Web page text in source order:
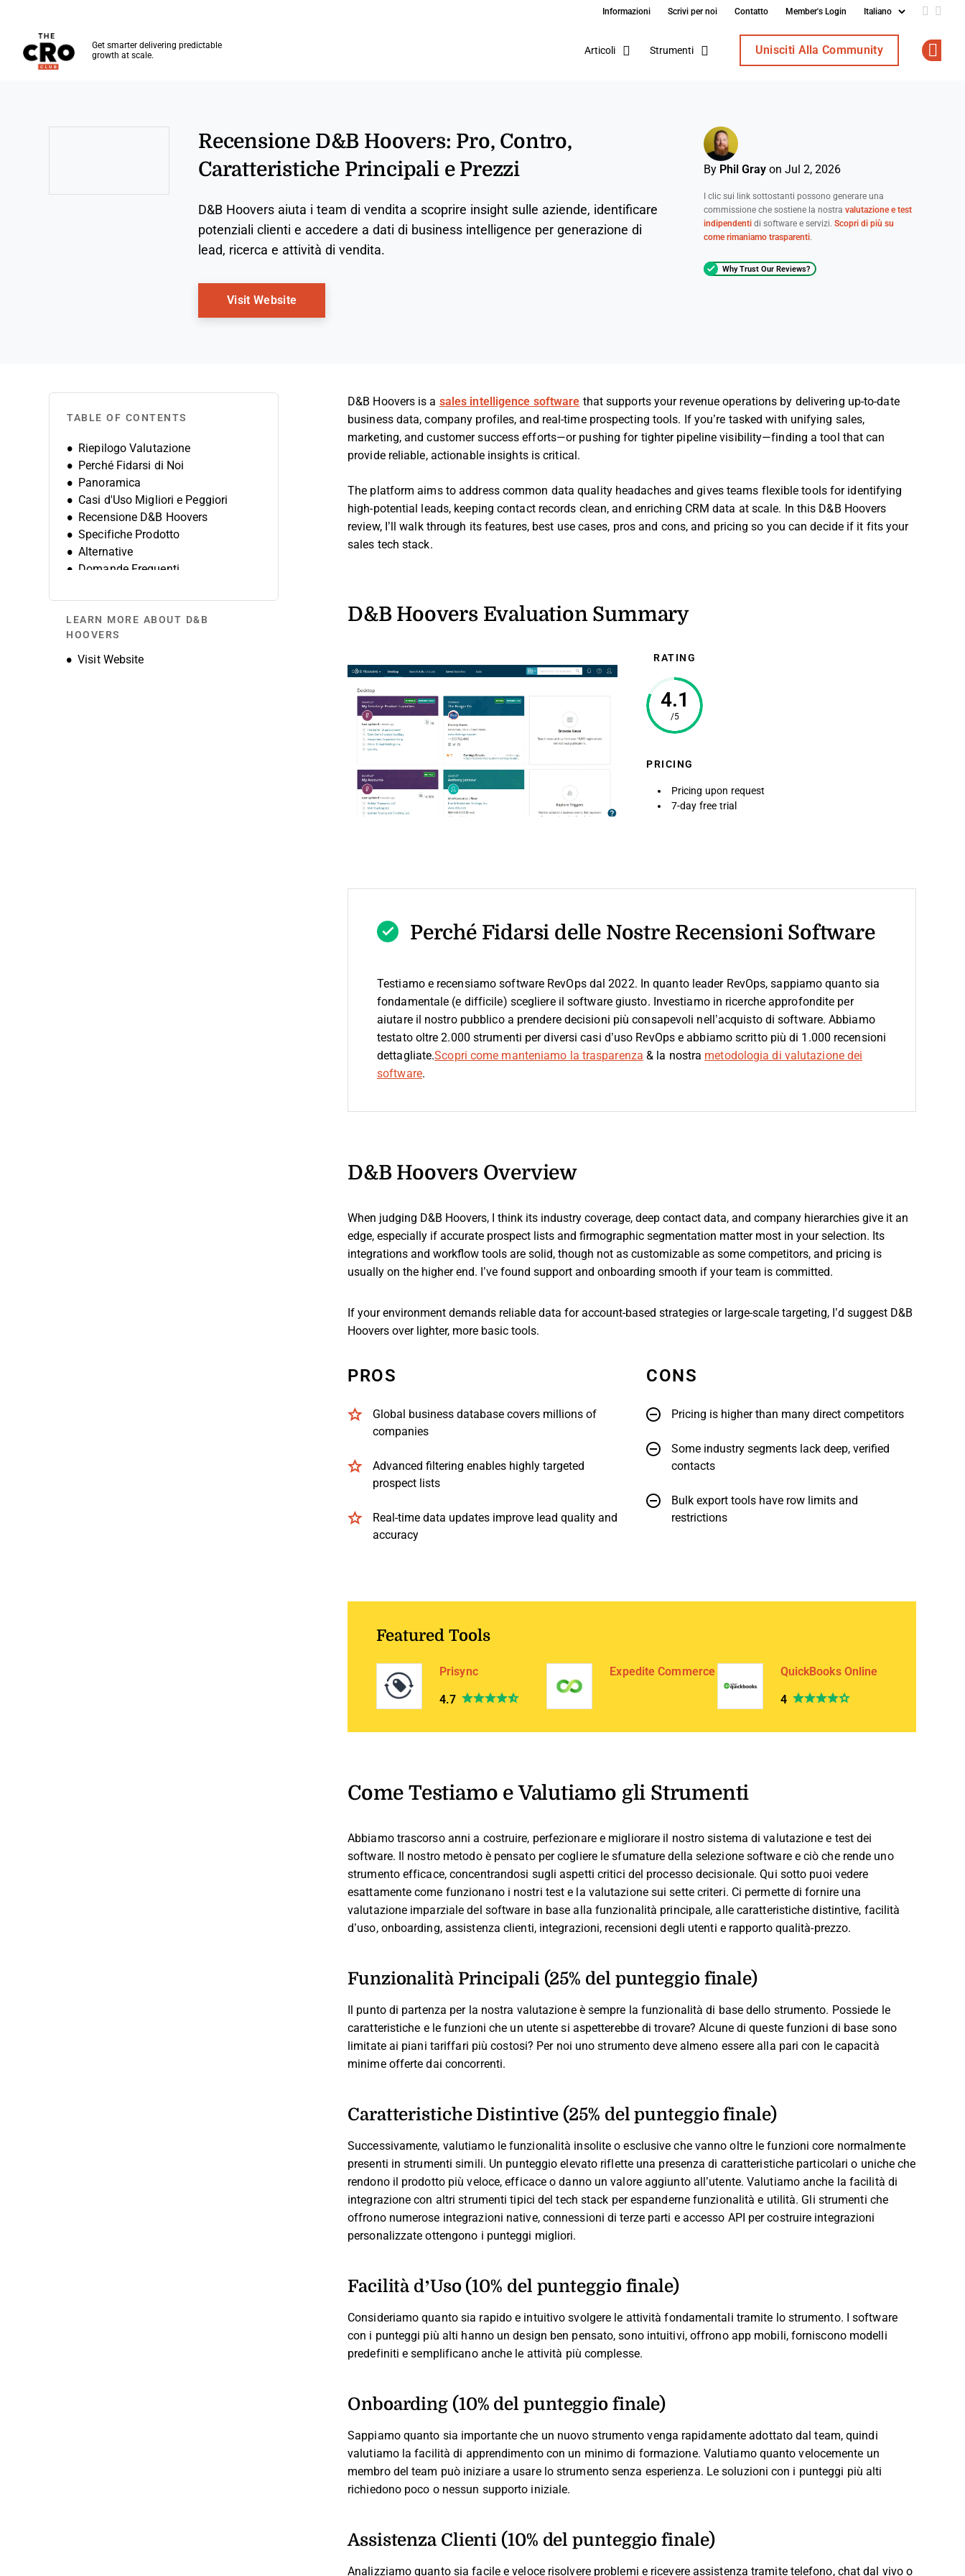
Informazioni Scrivi per noi Contatto Member's Login Add us
Get smarter delivering predictable
growth at scale.
Articoli Strumenti Unisciti Alla Community
Recensione D&B Hoovers: Pro, Contro,
Caratteristiche Principali e Prezzi
D&B Hoovers aiuta i team di vendita a scoprire insight sulle aziende, identificare
potenziali clienti e accedere a dati di business intelligence per generazione di
lead, ricerca e attività di vendita.
Visit WebsiteOpens New Window
By Phil Gray on Jul 2, 2026
I clic sui link sottostanti possono generare una
commissione che sostiene la nostra valutazione e test
indipendenti di software e servizi. Scopri di più su
come rimaniamo trasparenti.
Why Trust Our Reviews?
TABLE OF CONTENTS
Riepilogo Valutazione
Perché Fidarsi di Noi
Panoramica
Casi d'Uso Migliori e Peggiori
Recensione D&B Hoovers
Specifiche Prodotto
Alternative
Domande Frequenti
LEARN MORE ABOUT D&B
HOOVERS
Visit Website
Opens new window
D&B Hoovers is a sales intelligence software that supports your revenue operations by delivering up-to-date
business data, company profiles, and real-time prospecting tools. If you’re tasked with unifying sales,
marketing, and customer success efforts—or pushing for tighter pipeline visibility—finding a tool that can
provide reliable, actionable insights is critical.
The platform aims to address common data quality headaches and gives teams flexible tools for identifying
high-potential leads, keeping contact records clean, and enriching CRM data at scale. In this D&B Hoovers
review, I’ll walk through its features, best use cases, pros and cons, and pricing so you can decide if it fits your
sales tech stack.
D&B Hoovers Evaluation Summary
RATING
4.1
/5
PRICING
Pricing upon request
7-day free trial
Perché Fidarsi delle Nostre Recensioni Software
Testiamo e recensiamo software RevOps dal 2022. In quanto leader RevOps, sappiamo quanto sia
fondamentale (e difficile) scegliere il software giusto. Investiamo in ricerche approfondite per
aiutare il nostro pubblico a prendere decisioni più consapevoli nell’acquisto di software. Abbiamo
testato oltre 2.000 strumenti per diversi casi d’uso RevOps e abbiamo scritto più di 1.000 recensioni
dettagliate.Scopri come manteniamo la trasparenza & la nostra metodologia di valutazione dei
software.
D&B Hoovers Overview
When judging D&B Hoovers, I think its industry coverage, deep contact data, and company hierarchies give it an
edge, especially if accurate prospect lists and firmographic segmentation matter most in your selection. Its
integrations and workflow tools are solid, though not as customizable as some competitors, and pricing is
usually on the higher end. I’ve found support and onboarding smooth if your team is committed.
If your environment demands reliable data for account-based strategies or large-scale targeting, I’d suggest D&B
Hoovers over lighter, more basic tools.
PROS
Global business database covers millions of
companies
Advanced filtering enables highly targeted
prospect lists
Real-time data updates improve lead quality and
accuracy
CONS
Pricing is higher than many direct competitors
Some industry segments lack deep, verified
contacts
Bulk export tools have row limits and
restrictions
Featured Tools
Prisync
4.7
Expedite Commerce QuickBooks Online
4
Come Testiamo e Valutiamo gli Strumenti
Abbiamo trascorso anni a costruire, perfezionare e migliorare il nostro sistema di valutazione e test dei
software. Il nostro metodo è pensato per cogliere le sfumature della selezione software e ciò che rende uno
strumento efficace, concentrandosi sugli aspetti critici del processo decisionale. Qui sotto puoi vedere
esattamente come funzionano i nostri test e la valutazione sui sette criteri. Ci permette di fornire una
valutazione imparziale del software in base alla funzionalità principale, alle caratteristiche distintive, facilità
d’uso, onboarding, assistenza clienti, integrazioni, recensioni degli utenti e rapporto qualità-prezzo.
Funzionalità Principali (25% del punteggio finale)
Il punto di partenza per la nostra valutazione è sempre la funzionalità di base dello strumento. Possiede le
caratteristiche e le funzioni che un utente si aspetterebbe di trovare? Alcune di queste funzioni di base sono
limitate ai piani tariffari più costosi? Per noi uno strumento deve almeno essere alla pari con le capacità
minime offerte dai concorrenti.
Caratteristiche Distintive (25% del punteggio finale)
Successivamente, valutiamo le funzionalità insolite o esclusive che vanno oltre le funzioni core normalmente
presenti in strumenti simili. Un punteggio elevato riflette una presenza di caratteristiche particolari o uniche che
rendono il prodotto più veloce, efficace o danno un valore aggiunto all’utente. Valutiamo anche la facilità di
integrazione con altri strumenti tipici del tech stack per espanderne funzionalità e utilità. Gli strumenti che
offrono numerose integrazioni native, connessioni di terze parti e accesso API per costruire integrazioni
personalizzate ottengono i punteggi migliori.
Facilità d’Uso (10% del punteggio finale)
Consideriamo quanto sia rapido e intuitivo svolgere le attività fondamentali tramite lo strumento. I software
con i punteggi più alti hanno un design ben pensato, sono intuitivi, offrono app mobili, forniscono modelli
predefiniti e semplificano anche le attività più complesse.
Onboarding (10% del punteggio finale)
Sappiamo quanto sia importante che un nuovo strumento venga rapidamente adottato dal team, quindi
valutiamo la facilità di apprendimento con un minimo di formazione. Valutiamo quanto velocemente un
membro del team può iniziare a usare lo strumento senza esperienza. Le soluzioni con i punteggi più alti
richiedono poco o nessun supporto iniziale.
Assistenza Clienti (10% del punteggio finale)
Analizziamo quanto sia facile e veloce risolvere problemi e ricevere assistenza tramite telefono, chat dal vivo o